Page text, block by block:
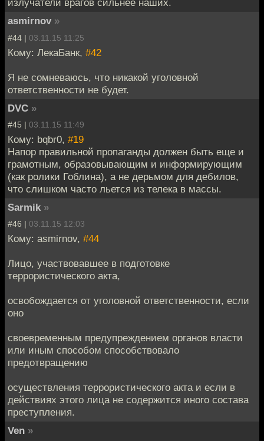
излучатели врагов сильнее наших.
asmirnov »
#44 | 03.11.15 11:25
Кому: ЛекаБанк, #42
Я не сомневаюсь, что никакой уголовной
ответственности не будет.
DVC »
#45 | 03.11.15 11:49
Кому: bqbr0, #19
Напор правильной пропаганды должен быть еще и
грамотным, образовывающим и информирующим
(как ролики Гоблина), а не дерьмом для дебилов,
что слишком часто льется из телека в массы.
Sarmik »
#46 | 03.11.15 12:03
Кому: asmirnov, #44
Лицо, участвовавшее в подготовке
террористического акта,
освобождается от уголовной ответственности, если
оно
своевременным предупреждением органов власти
или иным способом способствовало
предотвращению
осуществления террористического акта и если в
действиях этого лица не содержится иного состава
преступления.
Ven »